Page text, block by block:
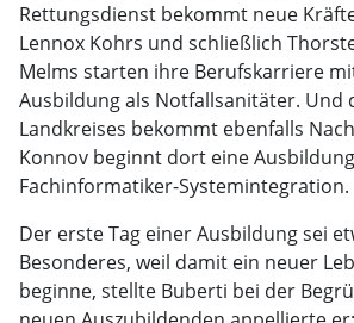
Rettungsdienst bekommt neue
Lennox Kohrs und schließlich
Melms starten ihre Berufskarriere
Ausbildung als Notfallsanitäter. Und
Landkreises bekommt ebenfalls
Konnov beginnt dort eine
Fachinformatiker-Systemintegration.
Der erste Tag einer Ausbildung sei
Besonderes, weil damit ein neuer
beginne, stellte Buberti bei der